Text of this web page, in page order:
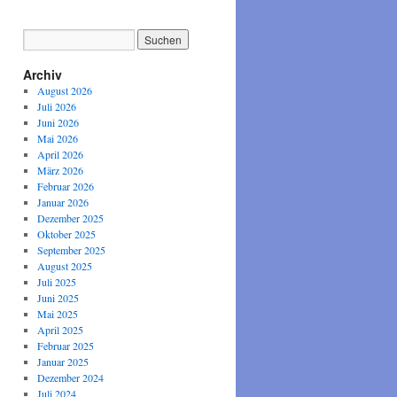
Archiv
August 2026
Juli 2026
Juni 2026
Mai 2026
April 2026
März 2026
Februar 2026
Januar 2026
Dezember 2025
Oktober 2025
September 2025
August 2025
Juli 2025
Juni 2025
Mai 2025
April 2025
Februar 2025
Januar 2025
Dezember 2024
Juli 2024